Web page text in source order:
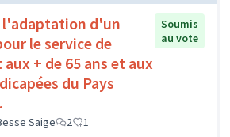
l'adaptation d'un
le service de
+ de 65 ans et aux
du Pays
Soumis
au vote
Saige 2 1